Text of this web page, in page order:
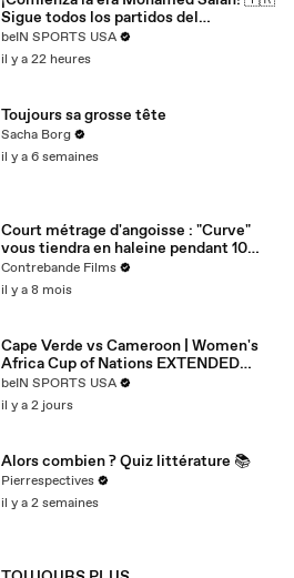
Sigue todos los partidos del
Trabzonspor por beIN SPORTS
beIN SPORTS USA
il y a 22 heures
Toujours sa grosse tête
Sacha Borg
il y a 6 semaines
Court métrage d'angoisse : "Curve"
vous tiendra en haleine pendant 10
minutes !
Contrebande Films
il y a 8 mois
Cape Verde vs Cameroon | Women's
Africa Cup of Nations EXTENDED
HIGHLIGHTS | 08062026 |
beINSportsUSA
beIN SPORTS USA
il y a 2 jours
Alors combien ? Quiz littérature 📚
Pierrespectives
il y a 2 semaines